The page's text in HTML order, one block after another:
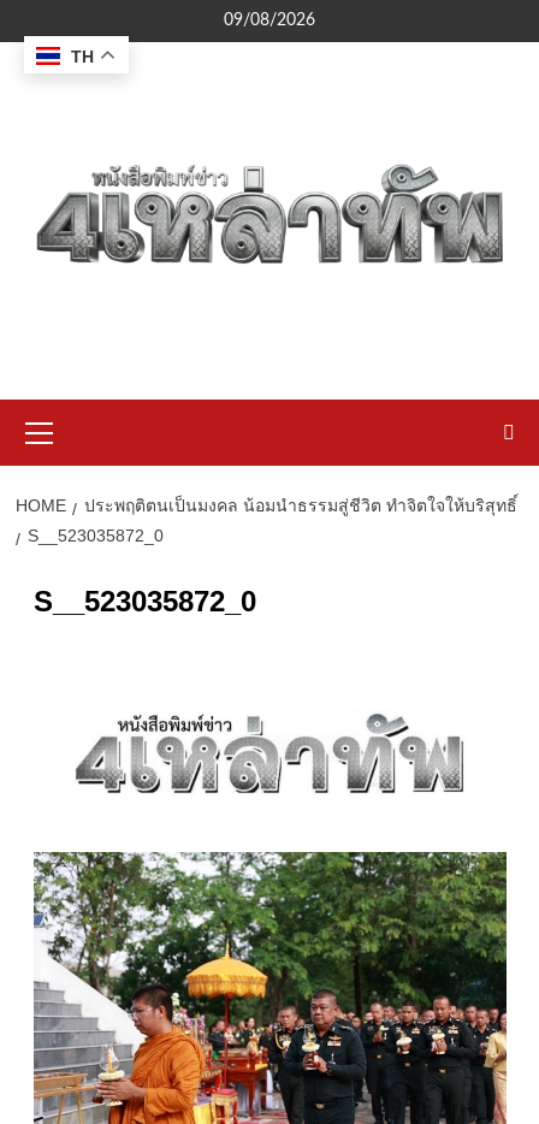
to
content
09/08/2026
Menu
HOME
ประพฤติตนเป็นมงคล น้อมนำธรรมสู่ชีวิต ทำจิตใจให้บริสุทธิ์
S__523035872_0
S__523035872_0
TH